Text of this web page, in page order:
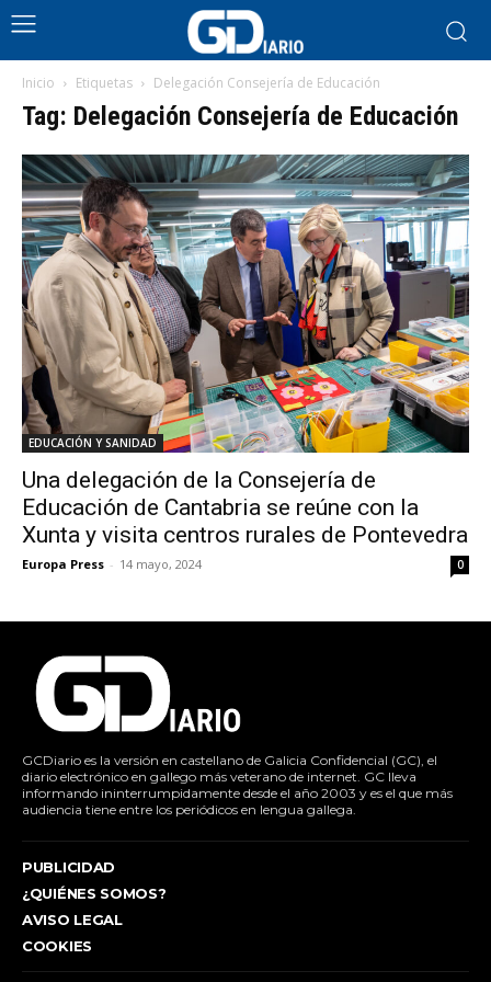
Inicio Etiquetas Delegación Consejería de Educación
Tag: Delegación Consejería de Educación
EDUCACIÓN Y SANIDAD
Una delegación de la Consejería de
Educación de Cantabria se reúne con la
Xunta y visita centros rurales de Pontevedra
Europa Press - 14 mayo, 2024 0
GCDiario es la versión en castellano de Galicia Confidencial (GC), el
diario electrónico en gallego más veterano de internet. GC lleva
informando ininterrumpidamente desde el año 2003 y es el que más
audiencia tiene entre los periódicos en lengua gallega.
PUBLICIDAD
¿QUIÉNES SOMOS?
AVISO LEGAL
COOKIES